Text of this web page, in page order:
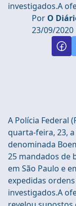
investigados.A
Por O
23/09/2020
A Polícia Federal
quarta-feira, 23, a
denominada
25 mandados de
em São Paulo e
expedidas
investigados.A